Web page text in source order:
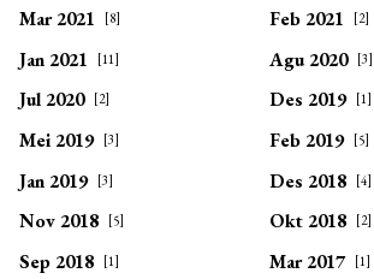
Mar 2021 [8] Feb 2021 [2]
Jan 2021 [11] Agu 2020 [3]
Jul 2020 [2] Des 2019 [1]
Mei 2019 [3] Feb 2019 [5]
Jan 2019 [3] Des 2018 [4]
Nov 2018 [5] Okt 2018 [2]
Sep 2018 [1] Mar 2017 [1]